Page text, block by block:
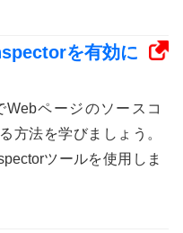
を有効に
Webページのソースコ
方法を学びましょう。
ツールを使用しま